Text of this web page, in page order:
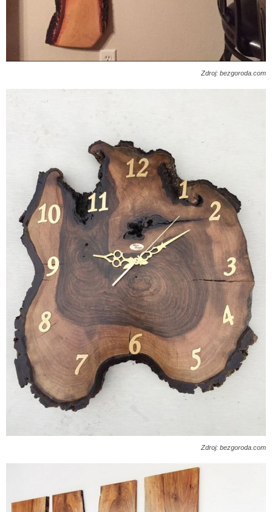
Zdroj: bezgoroda.com
Zdroj: bezgoroda.com